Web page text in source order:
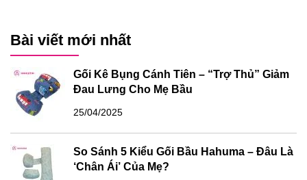
Bài viết mới nhất
Gối Kê Bụng Cánh Tiên – “Trợ Thủ” Giảm
Đau Lưng Cho Mẹ Bầu
25/04/2025
So Sánh 5 Kiểu Gối Bầu Hahuma – Đâu Là
‘Chân Ái’ Của Mẹ?